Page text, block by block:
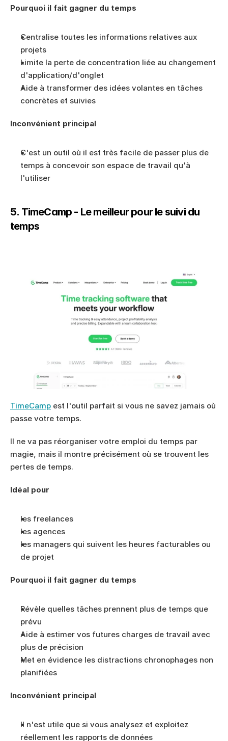
Pourquoi il fait gagner du temps
Centralise toutes les informations relatives aux
projets
Limite la perte de concentration liée au changement
d'application/d'onglet
Aide à transformer des idées volantes en tâches
concrètes et suivies
Inconvénient principal
C'est un outil où il est très facile de passer plus de
temps à concevoir son espace de travail qu'à
l'utiliser
5. TimeCamp - Le meilleur pour le suivi du
temps
TimeCamp est l'outil parfait si vous ne savez jamais où
passe votre temps.
Il ne va pas réorganiser votre emploi du temps par
magie, mais il montre précisément où se trouvent les
pertes de temps.
Idéal pour
les freelances
les agences
les managers qui suivent les heures facturables ou
de projet
Pourquoi il fait gagner du temps
Révèle quelles tâches prennent plus de temps que
prévu
Aide à estimer vos futures charges de travail avec
plus de précision
Met en évidence les distractions chronophages non
planifiées
Inconvénient principal
Il n'est utile que si vous analysez et exploitez
réellement les rapports de données